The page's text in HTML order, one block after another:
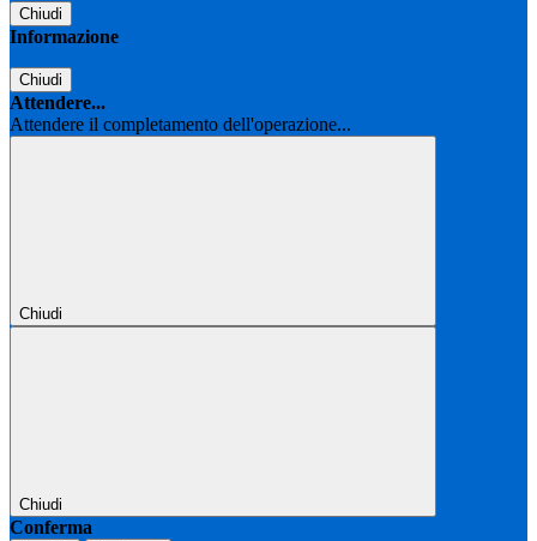
Chiudi
Informazione
Chiudi
Attendere...
Attendere il completamento dell'operazione...
Chiudi
Chiudi
Conferma